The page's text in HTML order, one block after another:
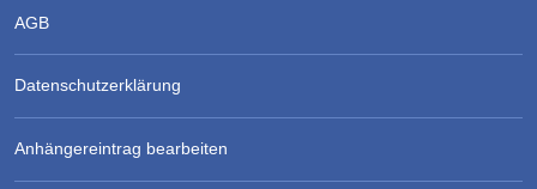
AGB
Datenschutzerklärung
Anhängereintrag bearbeiten